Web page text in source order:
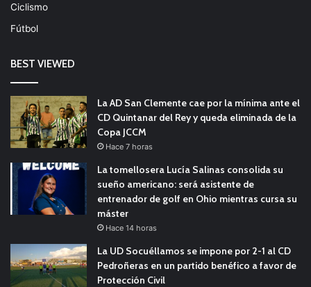
Ciclismo
Fútbol
BEST VIEWED
La AD San Clemente cae por la mínima ante el
CD Quintanar del Rey y queda eliminada de la
Copa JCCM
Hace 7 horas
La tomellosera Lucía Salinas consolida su
sueño americano: será asistente de
entrenador de golf en Ohio mientras cursa su
máster
Hace 14 horas
La UD Socuéllamos se impone por 2-1 al CD
Pedroñeras en un partido benéfico a favor de
Protección Civil